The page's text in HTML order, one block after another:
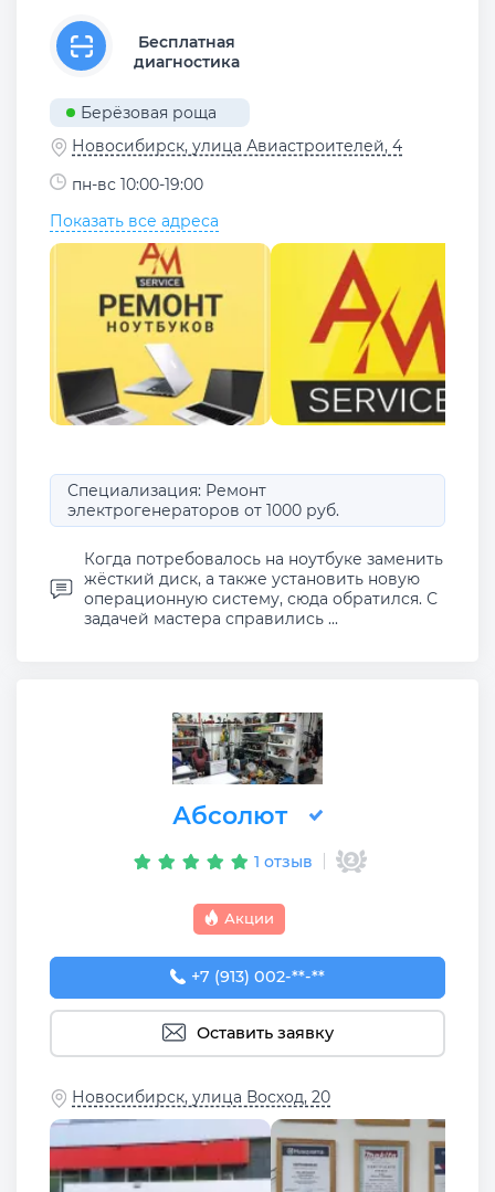
Бесплатная
диагностика
Берёзовая роща
Новосибирск, улица Авиастроителей, 4
пн-вс 10:00-19:00
Показать все адреса
Специализация: Ремонт
электрогенераторов от 1000 руб.
Когда потребовалось на ноутбуке заменить
жёсткий диск, а также установить новую
операционную систему, сюда обратился. С
задачей мастера справились ...
Абсолют
1 отзыв
Акции
+7 (913) 002-79-09
+7 (913) 002-**-**
Оставить заявку
Новосибирск, улица Восход, 20